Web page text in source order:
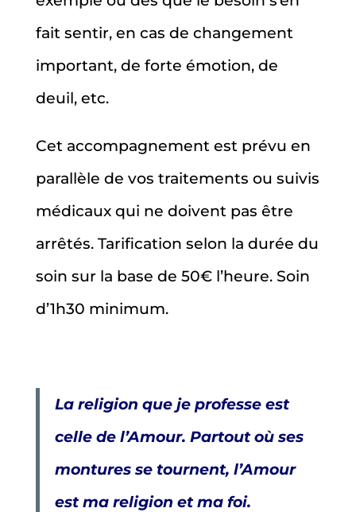
fait sentir, en cas de changement
important, de forte émotion, de
deuil, etc.
Cet accompagnement est prévu en
parallèle de vos traitements ou suivis
médicaux qui ne doivent pas être
arrêtés. Tarification selon la durée du
soin sur la base de 50€ l’heure. Soin
d’1h30 minimum.
La religion que je professe est
celle de l’Amour. Partout où ses
montures se tournent, l’Amour
est ma religion et ma foi.